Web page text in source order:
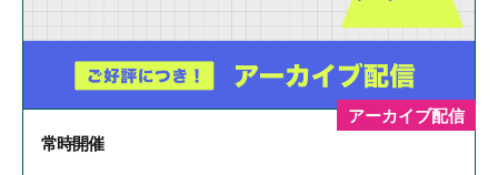
アーカイブ配信
常時開催